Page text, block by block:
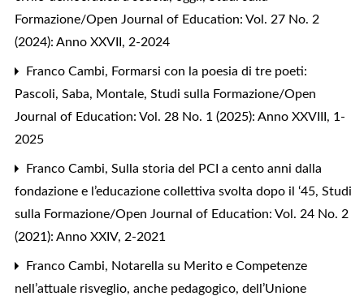
Formazione/Open Journal of Education: Vol. 27 No. 2
(2024): Anno XXVII, 2-2024
Franco Cambi, Formarsi con la poesia di tre poeti:
Pascoli, Saba, Montale, Studi sulla Formazione/Open
Journal of Education: Vol. 28 No. 1 (2025): Anno XXVIII, 1-
2025
Franco Cambi, Sulla storia del PCI a cento anni dalla
fondazione e l’educazione collettiva svolta dopo il ‘45, Studi
sulla Formazione/Open Journal of Education: Vol. 24 No. 2
(2021): Anno XXIV, 2-2021
Franco Cambi, Notarella su Merito e Competenze
nell’attuale risveglio, anche pedagogico, dell’Unione